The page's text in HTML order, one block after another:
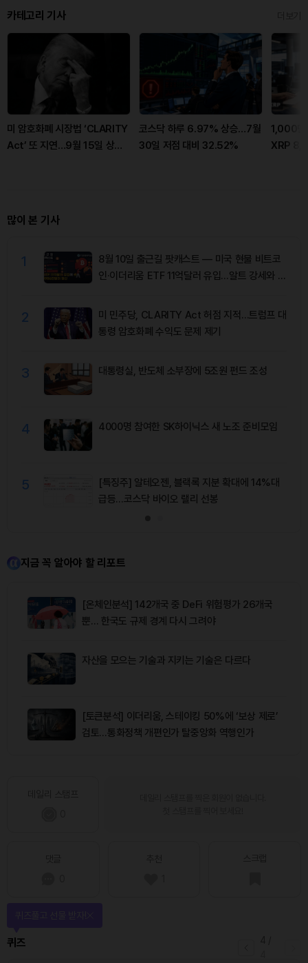
카테고리 기사
미 암호화폐 시장법 ‘CLARITY
Act’ 또 지연…9월 15일 상원
코스닥 하루 6.97% 상승…7월
30일 저점 대비 32.52%
1,000만
XRP
많이 본 기사
1
8월 10일 출근길 팟캐스트 — 미국 현물 비트코
인·이더리움 ETF 11억달러 유입…알트 강세와 숏
2
미 민주당, CLARITY Act 허점 지적…트럼프 대
통령 암호화폐 수익도 문제 제기
3 대통령실, 반도체 소부장에 5조원 펀드 조성
4 4000명 참여한 SK하이닉스 새 노조 준비모임
5
[특징주] 알테오젠, 블랙록 지분 확대에 14%대
급등…코스닥 바이오 랠리 선봉
지금 꼭 알아야 할 리포트
[온체인분석] 142개국 중 DeFi 위험평가 26개국
뿐… 한국도 규제 경계 다시 그려야
자산을 모으는 기술과 지키는 기술은 다르다
[토큰분석] 이더리움, 스테이킹 50%에 ‘보상 제로’
검토…통화정책 개편인가 탈중앙화 역행인가
퀴즈